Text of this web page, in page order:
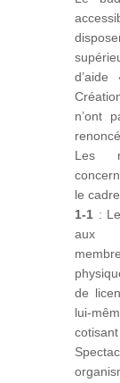
n’ont
Les
le
1-1 :
aux
de
lui-